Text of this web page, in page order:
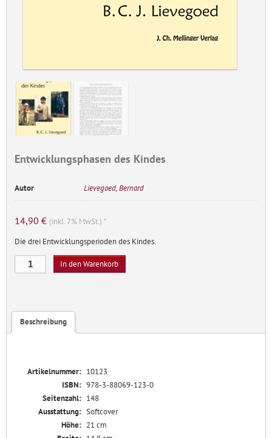
Entwicklungsphasen des Kindes
Autor Lievegoed, Bernard
14,90 € (inkl. 7% MwSt.) *
Die drei Entwicklungsperioden des Kindes.
Entwicklungsphasen
des
In den Warenkorb
Beschreibung
Artikelnummer: 10123
ISBN: 978-3-88069-123-0
Seitenzahl: 148
Ausstattung: Softcover
Höhe: 21 cm